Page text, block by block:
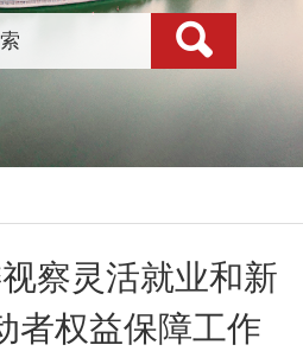
察灵活就业和新
者权益保障工作